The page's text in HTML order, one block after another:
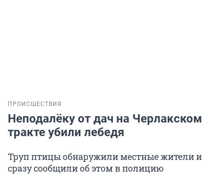
ПРОИСШЕСТВИЯ
Неподалёку от дач на Черлакском
тракте убили лебедя
Труп птицы обнаружили местные жители и
сразу сообщили об этом в полицию